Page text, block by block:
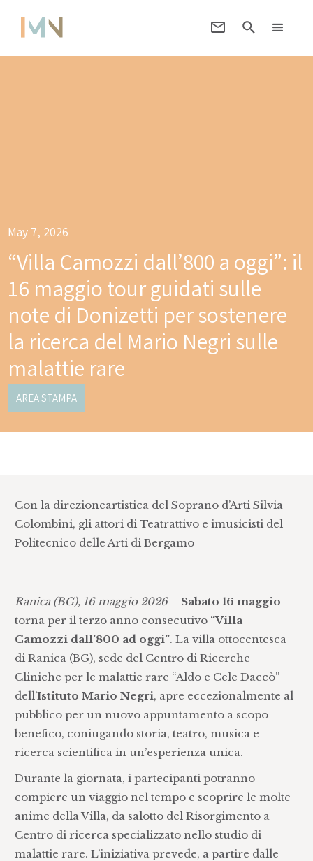
May 7, 2026
“Villa Camozzi dall’800 a oggi”: il
16 maggio tour guidati sulle
note di Donizetti per sostenere
la ricerca del Mario Negri sulle
malattie rare
AREA STAMPA
Con la direzioneartistica del Soprano d’Arti Silvia
Colombini, gli attori di Teatrattivo e imusicisti del
Politecnico delle Arti di Bergamo
Ranica (BG), 16 maggio 2026– Sabato 16 maggio
torna per il terzo anno consecutivo “Villa
Camozzi dall’800 ad oggi”. La villa ottocentesca
di Ranica (BG), sede del Centro di Ricerche
Cliniche per le malattie rare “Aldo e Cele Daccò”
dell’Istituto Mario Negri, apre eccezionalmente al
pubblico per un nuovo appuntamento a scopo
benefico, coniugando storia, teatro, musica e
ricerca scientifica in un’esperienza unica.
Durante la giornata, i partecipanti potranno
compiere un viaggio nel tempo e scoprire le molte
anime della Villa, da salotto del Risorgimento a
Centro di ricerca specializzato nello studio di
malattie rare. L’iniziativa prevede, a partire dalle